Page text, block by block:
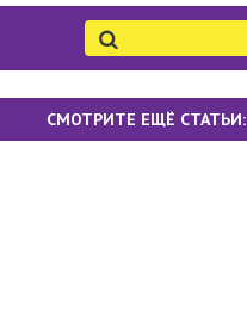
СМОТРИТЕ ЕЩЁ СТАТЬИ: